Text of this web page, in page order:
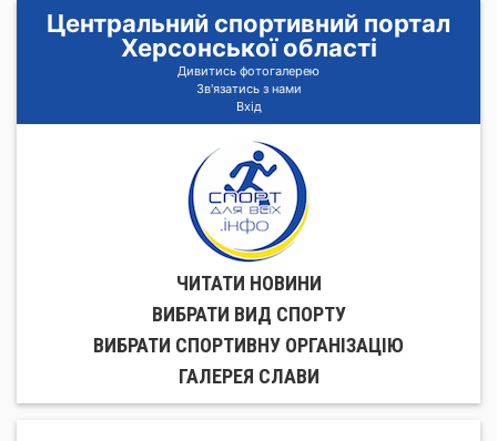
Центральний спортивний портал
Херсонської області
Дивитись фотогалерею
Зв'язатись з нами
Вхід
ЧИТАТИ НОВИНИ
ВИБРАТИ ВИД СПОРТУ
ВИБРАТИ СПОРТИВНУ ОРГАНIЗАЦIЮ
ГАЛЕРЕЯ СЛАВИ